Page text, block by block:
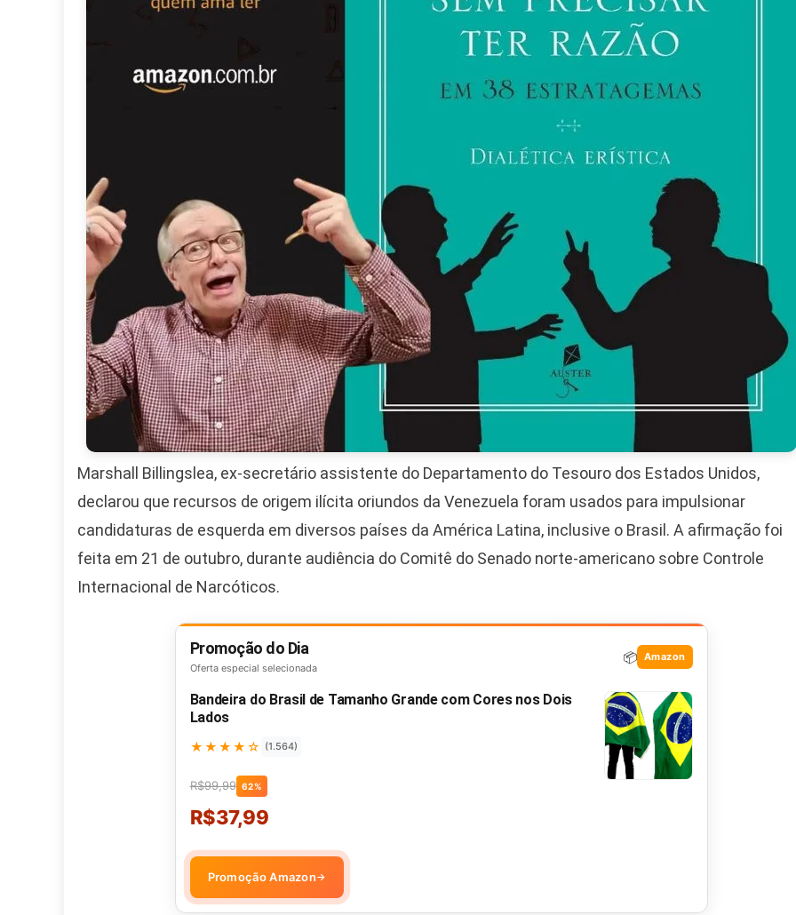
Marshall Billingslea, ex-secretário assistente do Departamento do Tesouro dos Estados Unidos,
declarou que recursos de origem ilícita oriundos da Venezuela foram usados para impulsionar
candidaturas de esquerda em diversos países da América Latina, inclusive o Brasil. A afirmação foi
feita em 21 de outubro, durante audiência do Comitê do Senado norte-americano sobre Controle
Internacional de Narcóticos.
Promoção do Dia
Oferta especial selecionada
📦 Amazon
Bandeira do Brasil de Tamanho Grande com Cores nos Dois
Lados
★★★★☆ (1.564)
R$99,99 62%
R$37,99
Promoção Amazon→